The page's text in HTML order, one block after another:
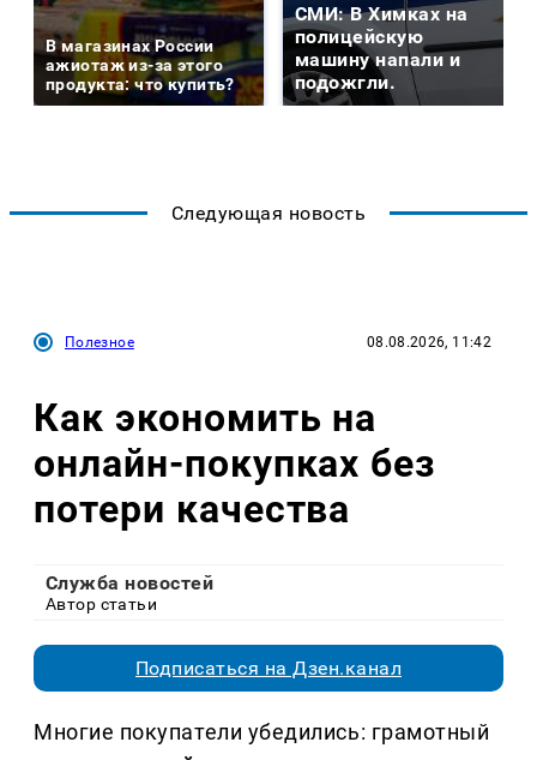
В магазинах России
ажиотаж из-за этого
продукта: что купить?
СМИ: В Химках на
полицейскую
машину напали и
подожгли.
Следующая новость
Полезное 08.08.2026, 11:42
Как экономить на
онлайн-покупках без
потери качества
Служба новостей
Автор статьи
Подписаться на Дзен.канал
Многие покупатели убедились: грамотный